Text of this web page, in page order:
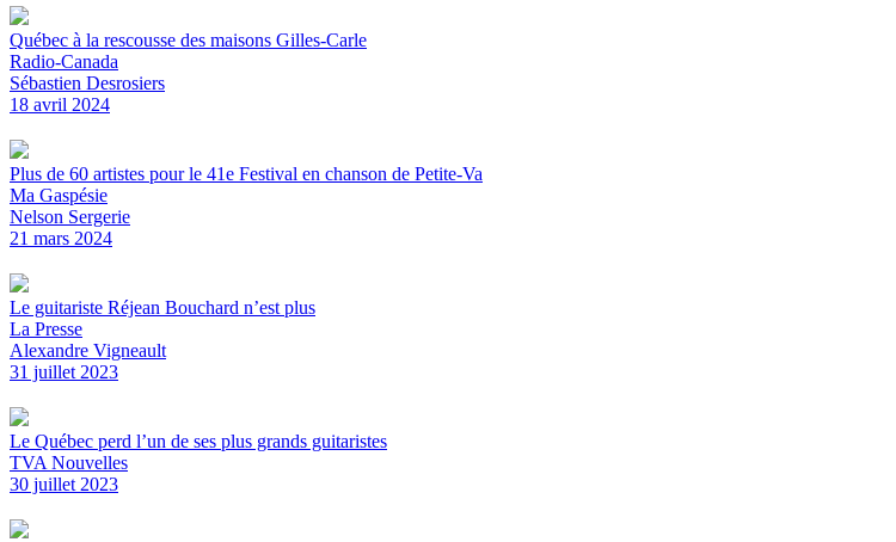
Québec à la rescousse des maisons Gilles-Carle
Radio-Canada
Sébastien Desrosiers
18 avril 2024
Plus de 60 artistes pour le 41e Festival en chanson de Petite-Va
Ma Gaspésie
Nelson Sergerie
21 mars 2024
Le guitariste Réjean Bouchard n’est plus
La Presse
Alexandre Vigneault
31 juillet 2023
Le Québec perd l’un de ses plus grands guitaristes
TVA Nouvelles
30 juillet 2023